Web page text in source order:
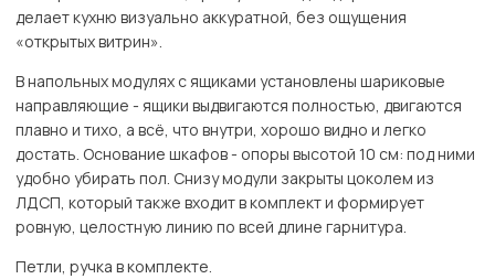
делает кухню визуально аккуратной, без ощущения
«открытых витрин».
В напольных модулях с ящиками установлены шариковые
направляющие - ящики выдвигаются полностью, двигаются
плавно и тихо, а всё, что внутри, хорошо видно и легко
достать. Основание шкафов - опоры высотой 10 см: под ними
удобно убирать пол. Снизу модули закрыты цоколем из
ЛДСП, который также входит в комплект и формирует
ровную, целостную линию по всей длине гарнитура.
Петли, ручка в комплекте.